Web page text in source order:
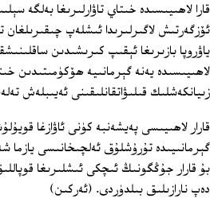
قارا لاھىيىسىدە خىتاي تاۋارلىرىغا بەلگە
ئۆزگەرتىش لاگىرلىرىدا ئىشلەپ چىقىرىلغان
ياۋروپا بازىرىغا ئېقىپ كىرىشىدىن
لاھىيىسىدە يەنە گېرمانىيە ھۆكۈمىتىدىن
زىيانكەشلىك قىلىۋاتقانلىقىنى ئەيىبلەش
قارار لاھىيىسى پەيشەنبە كۈنى ئاۋازغا
گېرمانىيىدە تۇرۇشلۇق ئەلچىخانىسى يازما
بۇ قارار جۇڭگونىڭ ئىچكى ئىشلىرىغا
دەپ نارازىلىق بىلدۈردى. (ئەركىن)